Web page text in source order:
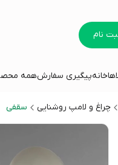
نام
خانهپیگیری سفارشهمه
چراغ و لامپ روشنایی سقفی